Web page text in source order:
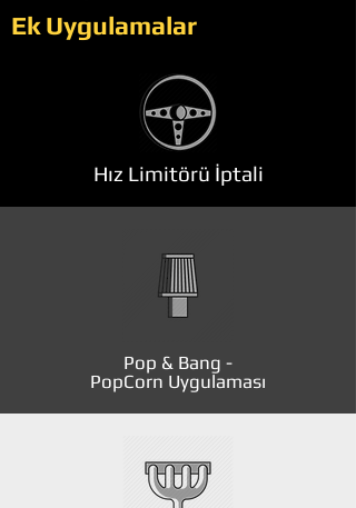
Ek Uygulamalar
Hız Limitörü İptali
Pop & Bang -
PopCorn Uygulaması